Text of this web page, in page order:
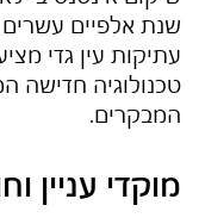
שנת אלפיים
עתיקות עין גדי
טכנולוגיה חדישה
המבקרים.
מוקדי עניין